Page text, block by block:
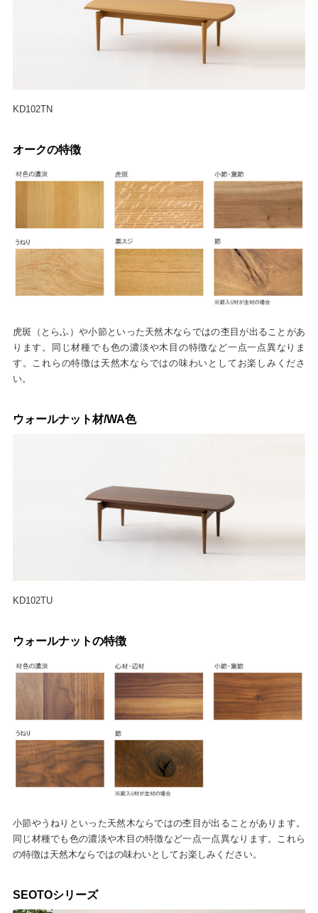
KD102TN
オークの特徴
虎斑（とらふ）や小節といった天然木ならではの杢目が出ることがあ
ります。同じ材種でも色の濃淡や木目の特徴など一点一点異なりま
す。これらの特徴は天然木ならではの味わいとしてお楽しみくださ
い。
ウォールナット材/WA色
KD102TU
ウォールナットの特徴
小節やうねりといった天然木ならではの杢目が出ることがあります。
同じ材種でも色の濃淡や木目の特徴など一点一点異なります。これら
の特徴は天然木ならではの味わいとしてお楽しみください。
SEOTOシリーズ